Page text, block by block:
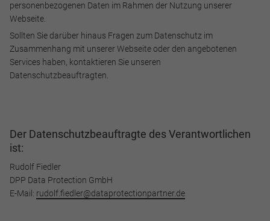
personenbezogenen Daten im Rahmen der Nutzung unserer
Webseite.
Sollten Sie darüber hinaus Fragen zum Datenschutz im
Zusammenhang mit unserer Webseite oder den angebotenen
Services haben, kontaktieren Sie unseren
Datenschutzbeauftragten.
Der Datenschutzbeauftragte des Verantwortlichen
ist:
Rudolf Fiedler
DPP Data Protection GmbH
E-Mail: rudolf.fiedler@dataprotectionpartner.de